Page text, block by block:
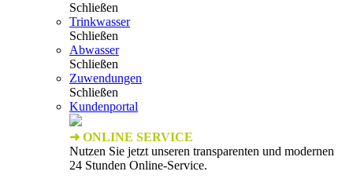
Schließen
Trinkwasser
Schließen
Abwasser
Schließen
Zuwendungen
Schließen
Kundenportal
➜ ONLINE SERVICE
Nutzen Sie jetzt unseren transparenten und modernen
24 Stunden Online-Service.